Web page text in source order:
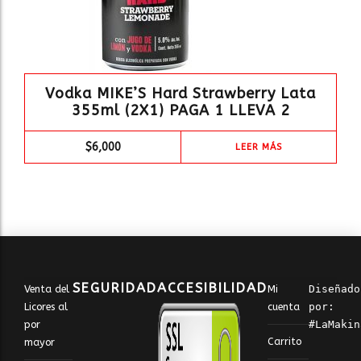
Vodka MIKE’S Hard Strawberry Lata
355ml (2X1) PAGA 1 LLEVA 2
$6,000 LEER MÁS
Venta del
Licores al
por
mayor
SEGURIDADACCESIBILIDADMi
cuenta
Carrito
Diseñado
por: